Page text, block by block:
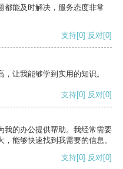
都能及时解决，服务态度非常
支持[0] 反对[0]
让我能够学到实用的知识。
支持[0] 反对[0]
我的办公提供帮助。我经常需要
能够快速找到我需要的信息。
支持[0] 反对[0]